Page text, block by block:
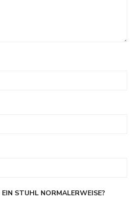
STUHL NORMALERWEISE?